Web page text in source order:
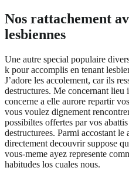
Nos rattachement
lesbiennes
Une autre special populaire
k pour accomplis en tenant
J’adore les accolement, car ils
destructures. Me concernant lieu
concerne a elle aurore repartir
vous voulez dignement
possibiltes offertes par vos
destructurees. Parmi accostant
directement decouvrir suppose
vous-meme ayez represente
habitudes los cuales nous.